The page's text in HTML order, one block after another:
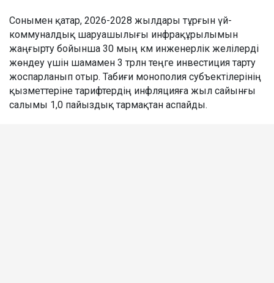
Сонымен қатар, 2026-2028 жылдары тұрғын үй-
коммуналдық шаруашылығы инфрақұрылымын
жаңғырту бойынша 30 мың км инженерлік желілерді
жөндеу үшін шамамен 3 трлн теңге инвестиция тарту
жоспарланып отыр. Табиғи монополия субъектілерінің
қызметтеріне тарифтердің инфляцияға жыл сайынғы
салымы 1,0 пайыздық тармақтан аспайды.